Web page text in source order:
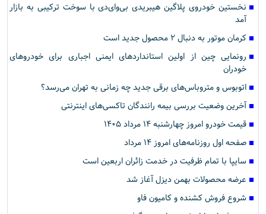
نخستین خودروی پلاگین هیبریدی بی‌وای‌دی با سوخت ترکیبی به بازار
آمد
کرمان موتور به دنبال ۲ محصول جدید است
رونمایی چین از اولین استانداردهای ایمنی اجباری برای خودروهای
خودران
اتوبوس و متروباس‌های برقی جدید چه زمانی به تهران می‌رسد؟
آخرین وضعیت بررسی بیمه رانندگان تاکسی‌های اینترنتی
قیمت خودرو امروز چهارشنبه ۱۴ مرداد ۱۴۰۵
صفحه اول روزنامه‌های امروز ۱۴ مرداد
سایپا با تمام ظرفیت در خدمت زائران اربعین است
عرضه محصولات بهمن دیزل آغاز شد
شروع فروش کشنده و کامیون فاو